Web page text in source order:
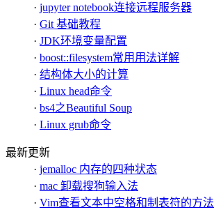
· jupyter notebook连接远程服务器
· Git 基础教程
· JDK环境变量配置
· boost::filesystem常用用法详解
· 结构体大小的计算
· Linux head命令
· bs4之Beautiful Soup
· Linux grub命令
最新更新
· jemalloc 内存的四种状态
· mac 卸载搜狗输入法
· Vim查看文本中空格和制表符的方法